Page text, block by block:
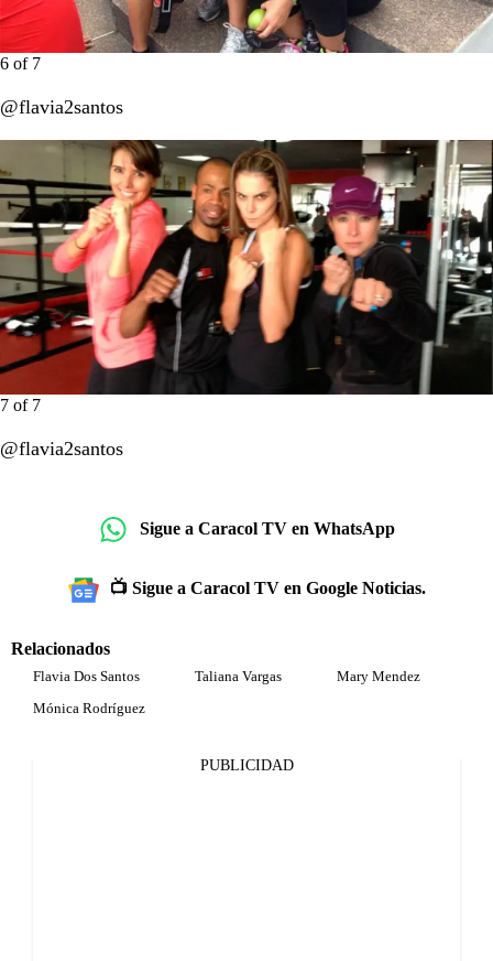
6 of 7
@flavia2santos
7 of 7
@flavia2santos
Sigue a Caracol TV en WhatsApp
📺 Sigue a Caracol TV en Google Noticias.
Relacionados
Flavia Dos Santos Taliana Vargas
Mary Mendez
Mónica Rodríguez
PUBLICIDAD